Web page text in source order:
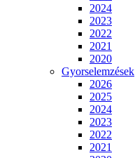
2024
2023
2022
2021
2020
Gyorselemzések
2026
2025
2024
2023
2022
2021